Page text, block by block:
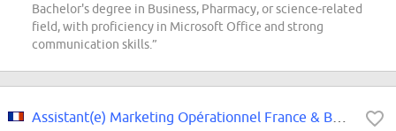
Bachelor's degree in Business, Pharmacy, or science-related
field, with proficiency in Microsoft Office and strong
communication skills.”